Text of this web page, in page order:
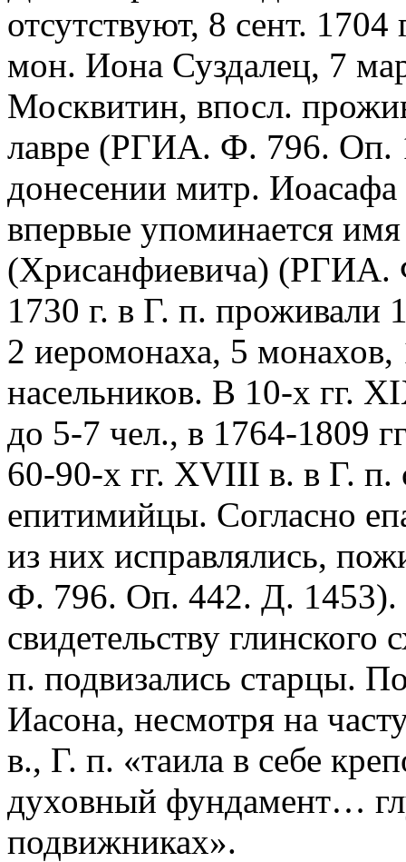
отсутствуют, 8 сент.
мон. Иона Суздалец, 7
Москвитин, впосл.
лавре (РГИА. Ф. 796. Оп.
донесении митр.
впервые упоминается
(Хрисанфиевича)
1730 г. в Г. п. проживали
2 иеромонаха, 5 монахов,
насельников. В 10-х гг.
до 5-7 чел., в 1764-1809
60-90-х гг. XVIII в. в Г. п.
епитимийцы. Согласно
из них исправлялись,
Ф. 796. Оп. 442. Д.
свидетельству
п. подвизались старцы.
Иасона, несмотря на
в., Г. п. «таила в себе
духовный фундамент…
подвижниках».